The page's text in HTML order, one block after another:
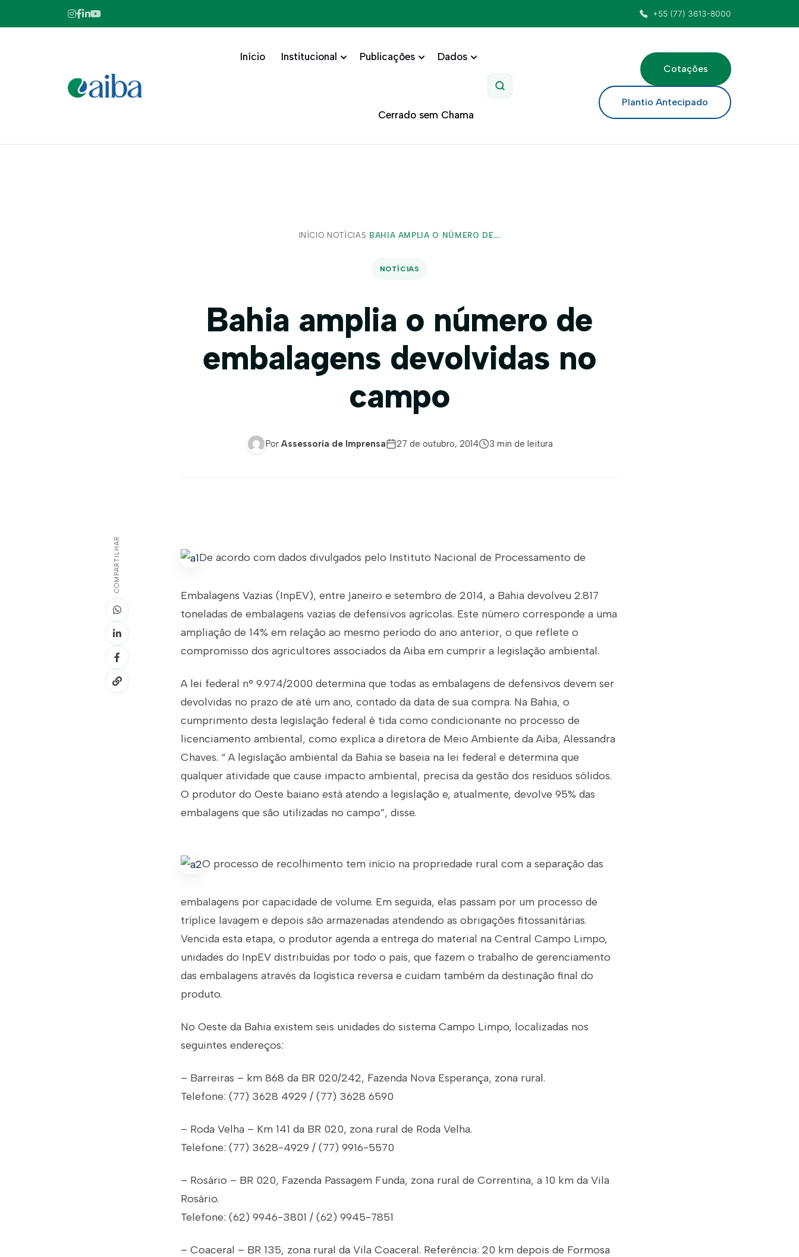
+55 (77) 3613-8000
Início Institucional Publicações Dados
Cerrado sem Chama
Pesquisar
Cotações
Plantio Antecipado
INÍCIO/ NOTÍCIAS/ BAHIA AMPLIA O NÚMERO DE...
NOTÍCIAS
Bahia amplia o número de
embalagens devolvidas no
campo
Por Assessoria de Imprensa 27 de outubro, 2014 3 min de leitura
COMPARTILHAR De acordo com dados divulgados pelo Instituto Nacional de Processamento de
Embalagens Vazias (InpEV), entre janeiro e setembro de 2014, a Bahia devolveu 2.817
toneladas de embalagens vazias de defensivos agrícolas. Este número corresponde a uma
ampliação de 14% em relação ao mesmo período do ano anterior, o que reflete o
compromisso dos agricultores associados da Aiba em cumprir a legislação ambiental.
A lei federal n° 9.974/2000 determina que todas as embalagens de defensivos devem ser
devolvidas no prazo de até um ano, contado da data de sua compra. Na Bahia, o
cumprimento desta legislação federal é tida como condicionante no processo de
licenciamento ambiental, como explica a diretora de Meio Ambiente da Aiba, Alessandra
Chaves. “ A legislação ambiental da Bahia se baseia na lei federal e determina que
qualquer atividade que cause impacto ambiental, precisa da gestão dos resíduos sólidos.
O produtor do Oeste baiano está atendo a legislação e, atualmente, devolve 95% das
embalagens que são utilizadas no campo”, disse.
O processo de recolhimento tem início na propriedade rural com a separação das
embalagens por capacidade de volume. Em seguida, elas passam por um processo de
tríplice lavagem e depois são armazenadas atendendo as obrigações fitossanitárias.
Vencida esta etapa, o produtor agenda a entrega do material na Central Campo Limpo,
unidades do InpEV distribuídas por todo o país, que fazem o trabalho de gerenciamento
das embalagens através da logística reversa e cuidam também da destinação final do
produto.
No Oeste da Bahia existem seis unidades do sistema Campo Limpo, localizadas nos
seguintes endereços:
– Barreiras – km 868 da BR 020/242, Fazenda Nova Esperança, zona rural.
Telefone: (77) 3628 4929 / (77) 3628 6590
– Roda Velha – Km 141 da BR 020, zona rural de Roda Velha.
Telefone: (77) 3628-4929 / (77) 9916-5570
– Rosário – BR 020, Fazenda Passagem Funda, zona rural de Correntina, a 10 km da Vila
Rosário.
Telefone: (62) 9946-3801 / (62) 9945-7851
– Coaceral – BR 135, zona rural da Vila Coaceral. Referência: 20 km depois de Formosa